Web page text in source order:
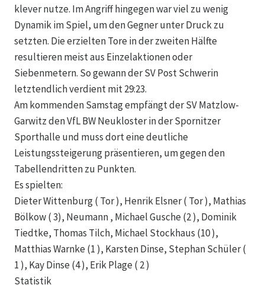
klever nutze. Im Angriff hingegen war viel zu wenig
Dynamik im Spiel, um den Gegner unter Druck zu
setzten. Die erzielten Tore in der zweiten Hälfte
resultieren meist aus Einzelaktionen oder
Siebenmetern. So gewann der SV Post Schwerin
letztendlich verdient mit 29:23.
Am kommenden Samstag empfängt der SV Matzlow-
Garwitz den VfL BW Neukloster in der Spornitzer
Sporthalle und muss dort eine deutliche
Leistungssteigerung präsentieren, um gegen den
Tabellendritten zu Punkten.
Es spielten:
Dieter Wittenburg ( Tor ), Henrik Elsner ( Tor ), Mathias
Bölkow ( 3), Neumann , Michael Gusche (2 ), Dominik
Tiedtke, Thomas Tilch, Michael Stockhaus (10 ),
Matthias Warnke (1 ), Karsten Dinse, Stephan Schüler (
1 ), Kay Dinse (4 ), Erik Plage ( 2 )
Statistik